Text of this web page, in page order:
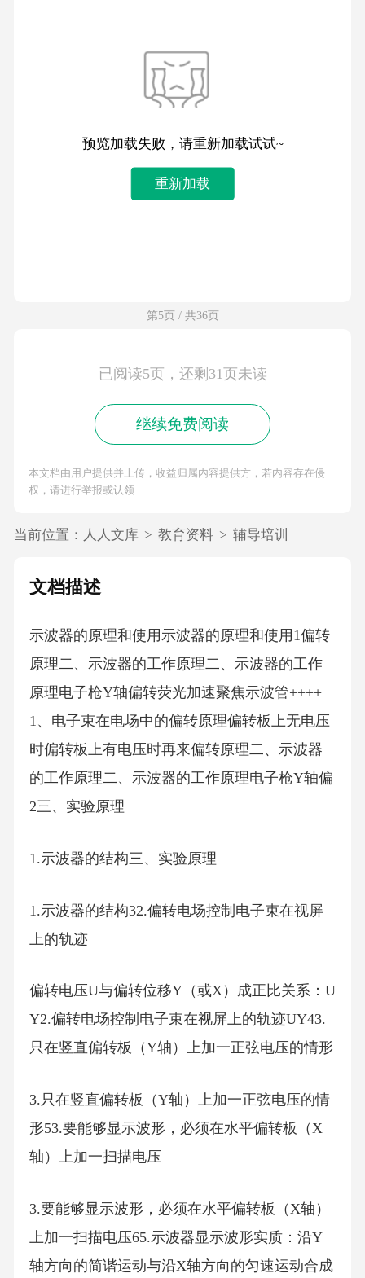
预览加载失败，请重新加载试试~
重新加载
第5页 / 共36页
已阅读5页，还剩31页未读
继续免费阅读
本文档由用户提供并上传，收益归属内容提供方，若内容存在侵
权，请进行举报或认领
当前位置： 人人文库 > 教育资料 > 辅导培训
文档描述
示波器的原理和使用示波器的原理和使用1偏转
原理二、示波器的工作原理二、示波器的工作
原理电子枪Y轴偏转荧光加速聚焦示波管++++
1、电子束在电场中的偏转原理偏转板上无电压
时偏转板上有电压时再来偏转原理二、示波器
的工作原理二、示波器的工作原理电子枪Y轴偏
2三、实验原理
1.示波器的结构三、实验原理
1.示波器的结构32.偏转电场控制电子束在视屏
上的轨迹
偏转电压U与偏转位移Y（或X）成正比关系：U
Y2.偏转电场控制电子束在视屏上的轨迹UY43.
只在竖直偏转板（Y轴）上加一正弦电压的情形
3.只在竖直偏转板（Y轴）上加一正弦电压的情
形53.要能够显示波形，必须在水平偏转板（X
轴）上加一扫描电压
3.要能够显示波形，必须在水平偏转板（X轴）
上加一扫描电压65.示波器显示波形实质：沿Y
轴方向的简谐运动与沿X轴方向的匀速运动合成